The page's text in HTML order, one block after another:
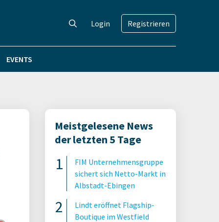
Login Registrieren
EVENTS
Meistgelesene News
der letzten 5 Tage
FIM Unternehmensgruppe
sichert sich Netto-Markt in
Albstadt-Ebingen
Lindt eröffnet Flagship-
Boutique im Westfield